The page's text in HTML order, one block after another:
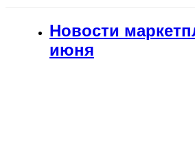
Новости
июня